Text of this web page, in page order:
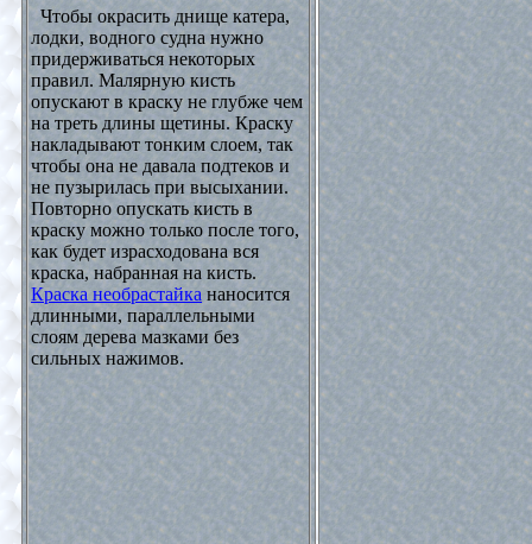
лодки, водного судна нужно
придерживаться некоторых
правил. Малярную кисть
опускают в краску не глубже чем
на треть длины щетины. Краску
накладывают тонким слоем, так
чтобы она не давала подтеков и
не пузырилась при высыхании.
Повторно опускать кисть в
краску можно только после того,
как будет израсходована вся
краска, набранная на кисть.
Краска необрастайкананосится
длинными, параллельными
слоям дерева мазками без
сильных нажимов.